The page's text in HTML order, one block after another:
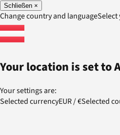
Schließen ×
Change country and language
Your location is set to
Your settings are:
Selected currencyEUR/€Selected